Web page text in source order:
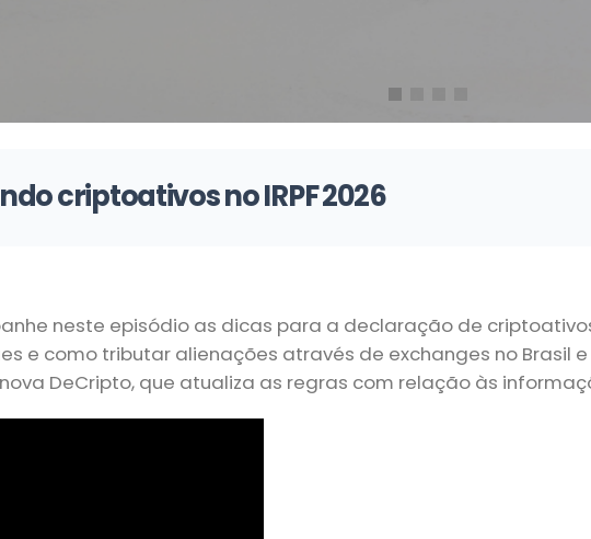
criptoativos no IRPF 2026
neste episódio as dicas para a declaração de
e como tributar alienações através de exchanges no Brasil
DeCripto, que atualiza as regras com relação às